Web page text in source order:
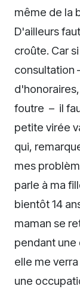
même de la
D'ailleurs
croûte. Car
consultation
foutre – il
petite virée
qui,
mes
parle à ma
bientôt 14
maman se
pendant une
elle me
une